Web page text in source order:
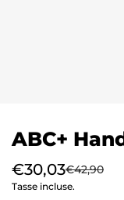
ABC+
€30,03€42,90
Tasse incluse.